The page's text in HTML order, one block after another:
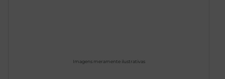
Imagens meramente ilustrativas